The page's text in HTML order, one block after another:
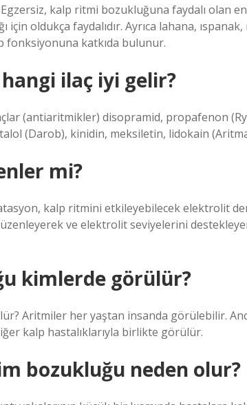
kalp ritmi bozukluğuna faydalı olan
oldukça faydalıdır. Ayrıca lahana,
fonksiyonuna katkıda bulunur.
ilaç iyi gelir?
(antiaritmikler) disopramid, propafenon
(Darob), kinidin, meksiletin, lidokain
mi?
kalp ritmini etkileyebilecek elektrolit
ve elektrolit seviyelerini
kimlerde görülür?
Aritmiler her yaştan insanda görülebilir.
kalp hastalıklarıyla birlikte görülür.
bozukluğu neden olur?